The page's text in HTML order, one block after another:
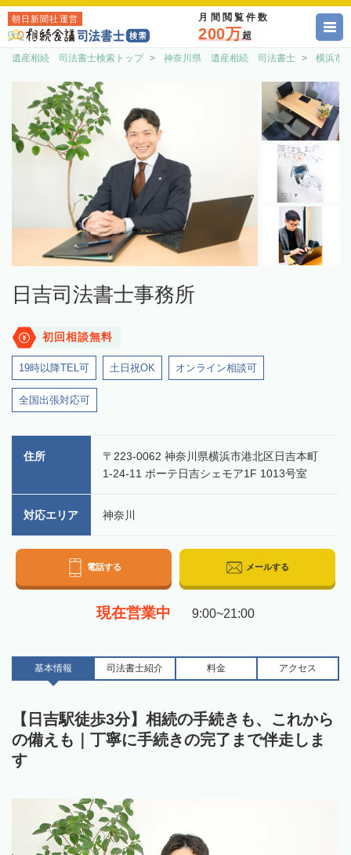
朝日新聞社運営 月間閲覧件数
200万超
遺産相続 司法書士検索トップ 神奈川県 遺産相続 司法書士 横浜市
日吉司法書士事務所
初回相談無料
19時以降TEL可 土日祝OK オンライン相談可
全国出張対応可
住所
〒223-0062 神奈川県横浜市港北区日吉本町
1-24-11 ボーテ日吉シェモア1F 1013号室
対応エリア 神奈川
電話する メールする
現在営業中 9:00~21:00
基本情報 司法書士紹介 料金 アクセス
【日吉駅徒歩3分】相続の手続きも、これから
の備えも｜丁寧に手続きの完了まで伴走しま
す